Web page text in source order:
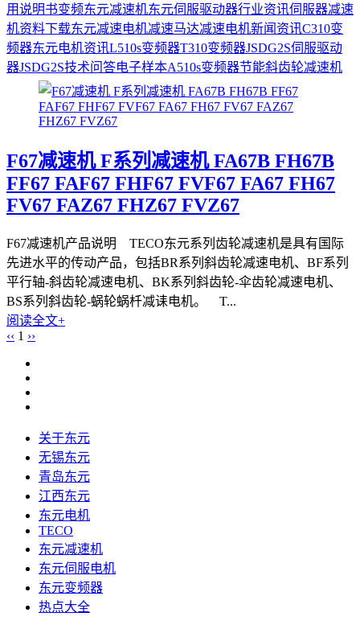
用说明书变频东元减速机东元伺服驱动器行业资讯伺服器减速
机资料下载东元减速电机减速马达减速电机新闻资讯C310变
频器东元电机资讯L510s变频器T310变频器JSDG2S伺服驱动
器JSDG2S技术问答电子样本A510s变频器节能斜齿轮减速机
F67减速机 F系列减速机 FA67B FH67B
FF67 FAF67 FHF67 FVF67 FA67 FH67
FV67 FAZ67 FHZ67 FVZ67
F67减速机产品说明 TECO东元系列齿轮减速机是具有国际
先进水平的传动产品，包括BR系列斜齿轮减速电机、BF系列
平行轴-斜齿轮减速电机、BK系列斜齿轮-伞齿轮减速电机、
BS系列斜齿轮-蜗轮蜗杄减诔电机。 T...
阅读全文+
‹‹ 1 ››
关于东元
无锡东元
青岛东元
江西东元
东元电机
TECO
东元减速机
东元伺服电机
东元变频器
热点大全